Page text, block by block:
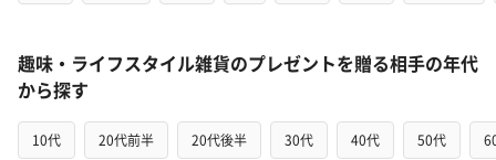
趣味・ライフスタイル雑貨のプレゼントを贈る相手の年代
から探す
10代 20代前半 20代後半 30代 40代 50代